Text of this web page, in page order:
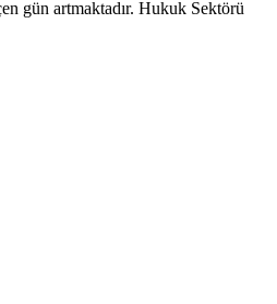
gün artmaktadır. Hukuk Sektörü